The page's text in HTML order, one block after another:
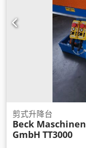
剪式升降台
Beck
GmbH TT3000